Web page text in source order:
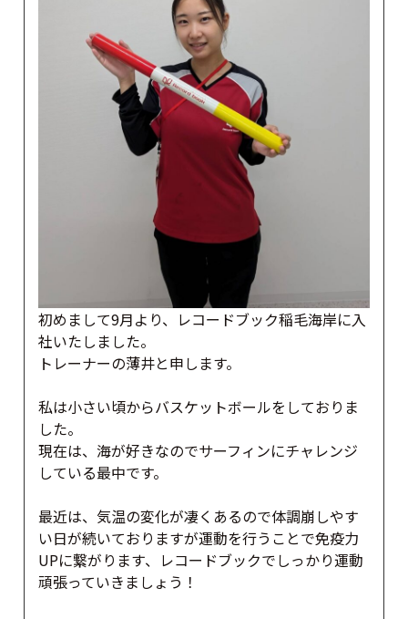
初めまして9月より、レコードブック稲毛海岸に入
社いたしました。
トレーナーの薄井と申します。
私は小さい頃からバスケットボールをしておりま
した。
現在は、海が好きなのでサーフィンにチャレンジ
している最中です。
最近は、気温の変化が凄くあるので体調崩しやす
い日が続いておりますが運動を行うことで免疫力
UPに繋がります、レコードブックでしっかり運動
頑張っていきましょう！